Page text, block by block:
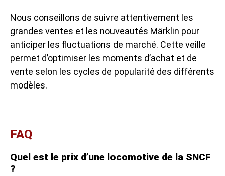
Nous conseillons de suivre attentivement les
grandes ventes et les nouveautés Märklin pour
anticiper les fluctuations de marché. Cette veille
permet d’optimiser les moments d’achat et de
vente selon les cycles de popularité des différents
modèles.
FAQ
Quel est le prix d’une locomotive de la SNCF
?